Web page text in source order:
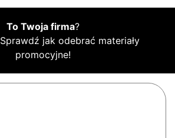
To Twoja firma?
Sprawdź jak odebrać materiały
promocyjne!